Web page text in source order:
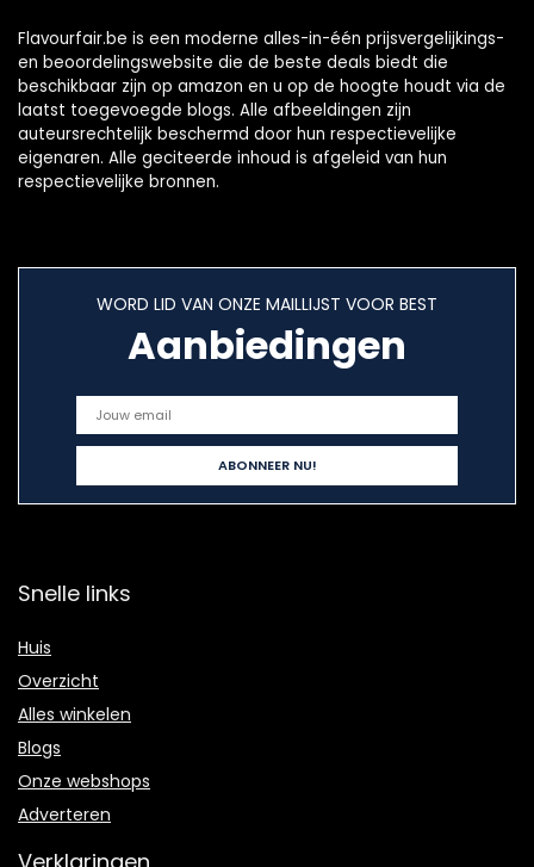
Flavourfair.be is een moderne alles-in-één prijsvergelijkings-
en beoordelingswebsite die de beste deals biedt die
beschikbaar zijn op amazon en u op de hoogte houdt via de
laatst toegevoegde blogs. Alle afbeeldingen zijn
auteursrechtelijk beschermd door hun respectievelijke
eigenaren. Alle geciteerde inhoud is afgeleid van hun
respectievelijke bronnen.
WORD LID VAN ONZE MAILLIJST VOOR BEST
Aanbiedingen
Snelle links
Huis
Overzicht
Alles winkelen
Blogs
Onze webshops
Adverteren